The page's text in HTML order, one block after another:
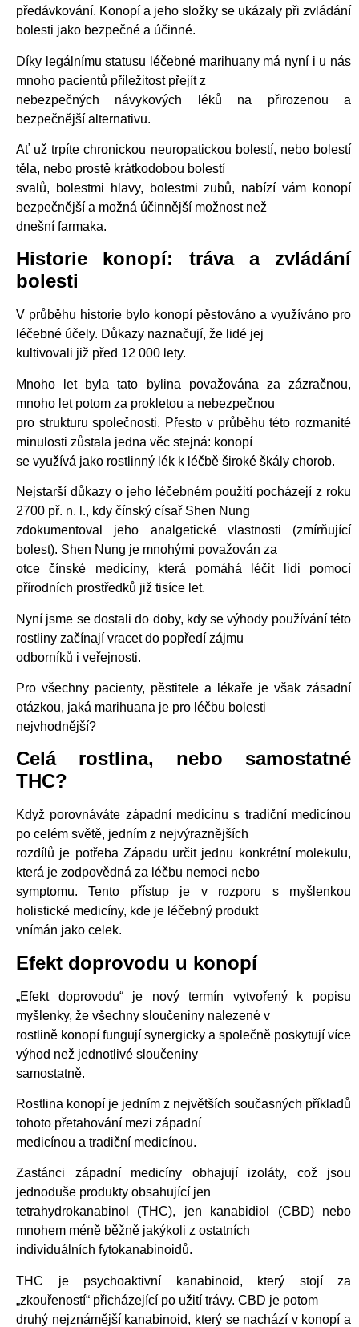
předávkování. Konopí a jeho složky se ukázaly při zvládání
bolesti jako bezpečné a účinné.
Díky legálnímu statusu léčebné marihuany má nyní i u nás
mnoho pacientů příležitost přejít z
nebezpečných návykových léků na přirozenou a
bezpečnější alternativu.
Ať už trpíte chronickou neuropatickou bolestí, nebo bolestí
těla, nebo prostě krátkodobou bolestí
svalů, bolestmi hlavy, bolestmi zubů, nabízí vám konopí
bezpečnější a možná účinnější možnost než
dnešní farmaka.
Historie konopí: tráva a zvládání
bolesti
V průběhu historie bylo konopí pěstováno a využíváno pro
léčebné účely. Důkazy naznačují, že lidé jej
kultivovali již před 12 000 lety.
Mnoho let byla tato bylina považována za zázračnou,
mnoho let potom za prokletou a nebezpečnou
pro strukturu společnosti. Přesto v průběhu této rozmanité
minulosti zůstala jedna věc stejná: konopí
se využívá jako rostlinný lék k léčbě široké škály chorob.
Nejstarší důkazy o jeho léčebném použití pocházejí z roku
2700 př. n. l., kdy čínský císař Shen Nung
zdokumentoval jeho analgetické vlastnosti (zmírňující
bolest). Shen Nung je mnohými považován za
otce čínské medicíny, která pomáhá léčit lidi pomocí
přírodních prostředků již tisíce let.
Nyní jsme se dostali do doby, kdy se výhody používání této
rostliny začínají vracet do popředí zájmu
odborníků i veřejnosti.
Pro všechny pacienty, pěstitele a lékaře je však zásadní
otázkou, jaká marihuana je pro léčbu bolesti
nejvhodnější?
Celá rostlina, nebo samostatné
THC?
Když porovnáváte západní medicínu s tradiční medicínou
po celém světě, jedním z nejvýraznějších
rozdílů je potřeba Západu určit jednu konkrétní molekulu,
která je zodpovědná za léčbu nemoci nebo
symptomu. Tento přístup je v rozporu s myšlenkou
holistické medicíny, kde je léčebný produkt
vnímán jako celek.
Efekt doprovodu u konopí
„Efekt doprovodu“ je nový termín vytvořený k popisu
myšlenky, že všechny sloučeniny nalezené v
rostlině konopí fungují synergicky a společně poskytují více
výhod než jednotlivé sloučeniny
samostatně.
Rostlina konopí je jedním z největších současných příkladů
tohoto přetahování mezi západní
medicínou a tradiční medicínou.
Zastánci západní medicíny obhajují izoláty, což jsou
jednoduše produkty obsahující jen
tetrahydrokanabinol (THC), jen kanabidiol (CBD) nebo
mnohem méně běžně jakýkoli z ostatních
individuálních fytokanabinoidů.
THC je psychoaktivní kanabinoid, který stojí za
„zkouřeností“ přicházející po užití trávy. CBD je potom
druhý nejznámější kanabinoid, který se nachází v konopí a